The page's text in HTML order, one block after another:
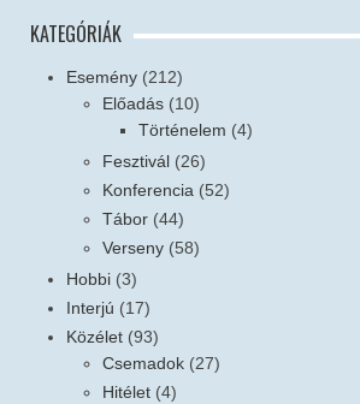
KATEGÓRIÁK
Esemény (212)
Előadás (10)
Történelem (4)
Fesztivál (26)
Konferencia (52)
Tábor (44)
Verseny (58)
Hobbi (3)
Interjú (17)
Közélet (93)
Csemadok (27)
Hitélet (4)